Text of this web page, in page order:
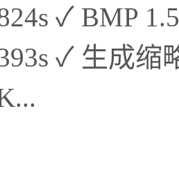
✓ BMP
✓ 生成